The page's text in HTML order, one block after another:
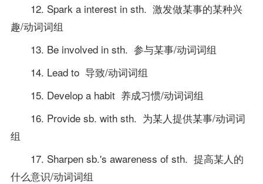
12. Spark a interest in sth. 激发做某事的某种兴
趣/动词词组
13. Be involved in sth. 参与某事/动词词组
14. Lead to 导致/动词词组
15. Develop a habit 养成习惯/动词词组
16. Provide sb. with sth. 为某人提供某事/动词词
组
17. Sharpen sb.'s awareness of sth. 提高某人的
什么意识/动词词组